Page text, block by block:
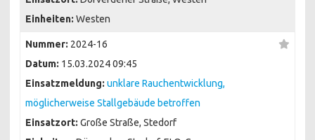
Einheiten: Westen
Nummer: 2024-16
Datum: 15.03.2024 09:45
Einsatzmeldung: unklare Rauchentwicklung,
möglicherweise Stallgebäude betroffen
Einsatzort: Große Straße, Stedorf